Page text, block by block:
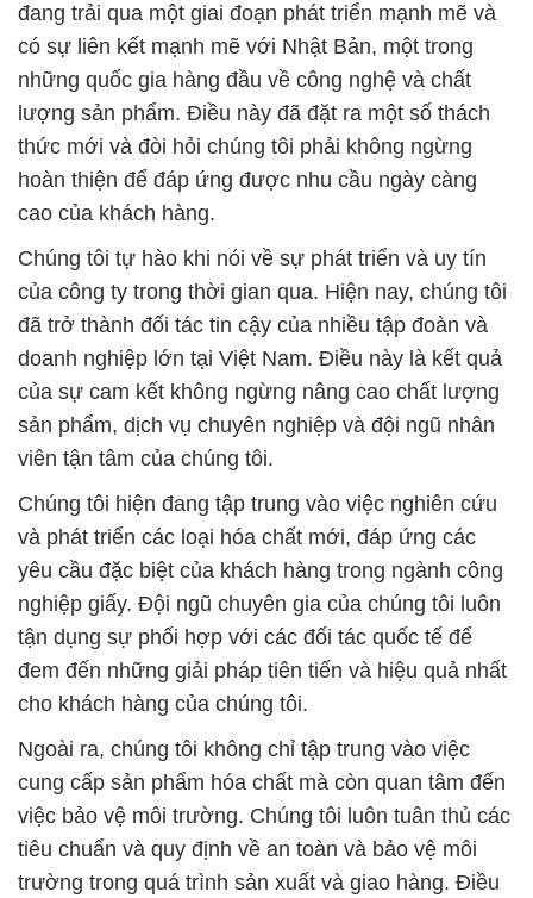
đang trải qua một giai đoạn phát triển mạnh mẽ và
có sự liên kết mạnh mẽ với Nhật Bản, một trong
những quốc gia hàng đầu về công nghệ và chất
lượng sản phẩm. Điều này đã đặt ra một số thách
thức mới và đòi hỏi chúng tôi phải không ngừng
hoàn thiện để đáp ứng được nhu cầu ngày càng
cao của khách hàng.
Chúng tôi tự hào khi nói về sự phát triển và uy tín
của công ty trong thời gian qua. Hiện nay, chúng tôi
đã trở thành đối tác tin cậy của nhiều tập đoàn và
doanh nghiệp lớn tại Việt Nam. Điều này là kết quả
của sự cam kết không ngừng nâng cao chất lượng
sản phẩm, dịch vụ chuyên nghiệp và đội ngũ nhân
viên tận tâm của chúng tôi.
Chúng tôi hiện đang tập trung vào việc nghiên cứu
và phát triển các loại hóa chất mới, đáp ứng các
yêu cầu đặc biệt của khách hàng trong ngành công
nghiệp giấy. Đội ngũ chuyên gia của chúng tôi luôn
tận dụng sự phối hợp với các đối tác quốc tế để
đem đến những giải pháp tiên tiến và hiệu quả nhất
cho khách hàng của chúng tôi.
Ngoài ra, chúng tôi không chỉ tập trung vào việc
cung cấp sản phẩm hóa chất mà còn quan tâm đến
việc bảo vệ môi trường. Chúng tôi luôn tuân thủ các
tiêu chuẩn và quy định về an toàn và bảo vệ môi
trường trong quá trình sản xuất và giao hàng. Điều